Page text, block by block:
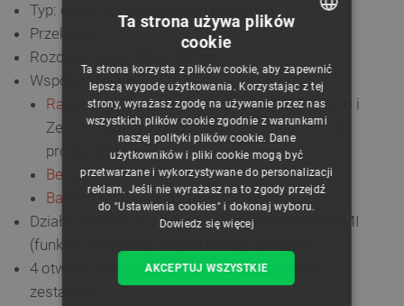
Typ: ekran dotykowy, pojemnościowy
Przekątna: 7 "
Rozdzielczość: 800 x 480 px
Współpracuje z:
Raspberry Piw wersji 4B, 3B+, 3B, 2B, B+, Zero i
Zero W (działa bezpośrednio zsystememod
producenta)
Beagle Bone Black
Banana Pi/ Banana Pro
Działa również ze wszystkimi urządzeniami HDMI
(funkcja dotykowa nie jest wtedy dostępna)
4 otwory montażowe (śrubki znajdują się w
zestawie)
CZECH
ENGLISH
GERMAN
Ta strona używa plików
cookie
Ta strona korzysta z plików cookie, aby zapewnić
lepszą wygodę użytkowania. Korzystając z tej
strony, wyrażasz zgodę na używanie przez nas
wszystkich plików cookie zgodnie z warunkami
naszej polityki plików cookie. Dane
użytkowników i pliki cookie mogą być
przetwarzane i wykorzystywane do personalizacji
reklam. Jeśli nie wyrażasz na to zgody przejdź
do "Ustawienia cookies" i dokonaj wyboru.
Dowiedz się więcej
AKCEPTUJ WSZYSTKIE